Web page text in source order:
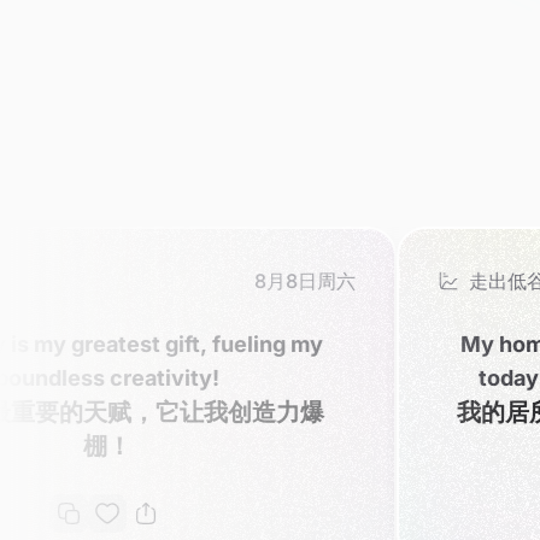
my
造力爆
走出低谷
My home is my safest
today I'm going to make
我的居所是我目前最安全的